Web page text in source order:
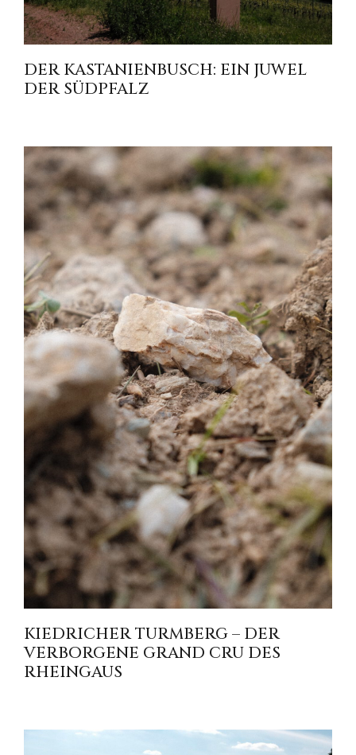
DER KASTANIENBUSCH: EIN JUWEL
DER SÜDPFALZ
KIEDRICHER TURMBERG – DER
VERBORGENE GRAND CRU DES
RHEINGAUS